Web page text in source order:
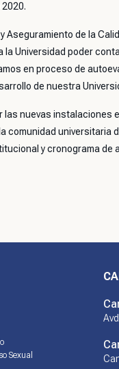
de la
Universidad poder
en proceso de
de nuestra
nuevas instalaciones
comunidad universitaria
y cronograma de
Sexual